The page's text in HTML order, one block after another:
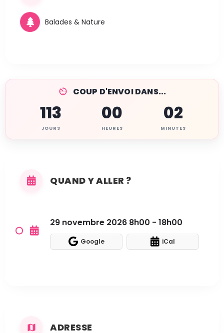
Balades & Nature
COUP D'ENVOI DANS...
113
JOURS
00
HEURES
02
MINUTES
QUAND Y ALLER ?
29 novembre 2026 8h00 - 18h00
Google iCal
ADRESSE